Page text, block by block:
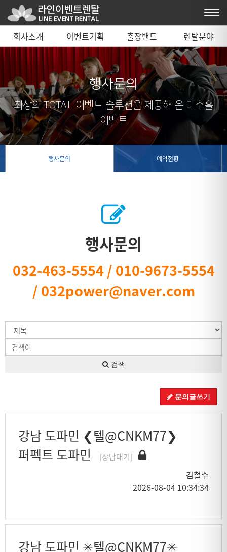
회사소개 이벤트기획 출장밴드 렌탈분야
행사문의
최상의 TOTAL 이벤트 솔루션을 제공해 온 미추홀
이벤트
행사문의 예약현황
행사문의
032-463-5554 / 010-9673-5554
/ 032power@naver.com
검색
문의글쓰기
강남 도파민 ❮텔@CNKM77❯
퍼펙트 도파민
[상담대기]
김철수
2026-08-04 10:34:34
강남 도파민 ✳텔@CNKM77✳